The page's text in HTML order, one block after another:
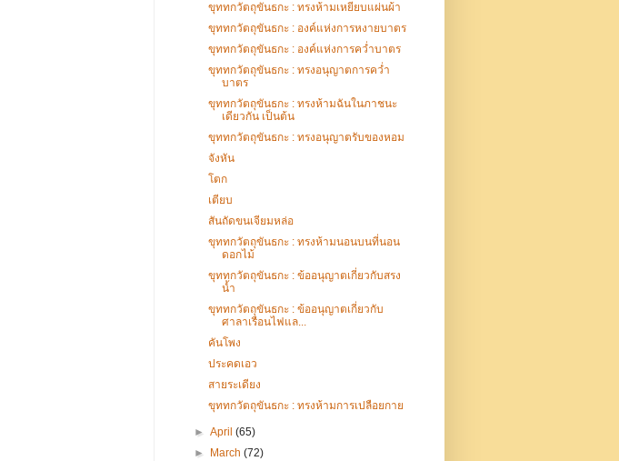
ขุททกวัตถุขันธกะ : ทรงห้ามเหยียบแผ่นผ้า
ขุททกวัตถุขันธกะ : องค์แห่งการหงายบาตร
ขุททกวัตถุขันธกะ : องค์แห่งการคว่ำบาตร
ขุททกวัตถุขันธกะ : ทรงอนุญาตการคว่ำ
บาตร
ขุททกวัตถุขันธกะ : ทรงห้ามฉันในภาชนะ
เดียวกัน เป็นต้น
ขุททกวัตถุขันธกะ : ทรงอนุญาตรับของหอม
จังหัน
โตก
เตียบ
สันถัดขนเจียมหล่อ
ขุททกวัตถุขันธกะ : ทรงห้ามนอนบนที่นอน
ดอกไม้
ขุททกวัตถุขันธกะ : ข้ออนุญาตเกี่ยวกับสรง
น้ำ
ขุททกวัตถุขันธกะ : ข้ออนุญาตเกี่ยวกับ
ศาลาเรือนไฟแล...
คันโพง
ประคดเอว
สายระเดียง
ขุททกวัตถุขันธกะ : ทรงห้ามการเปลือยกาย
►April(65)
►
March(72)